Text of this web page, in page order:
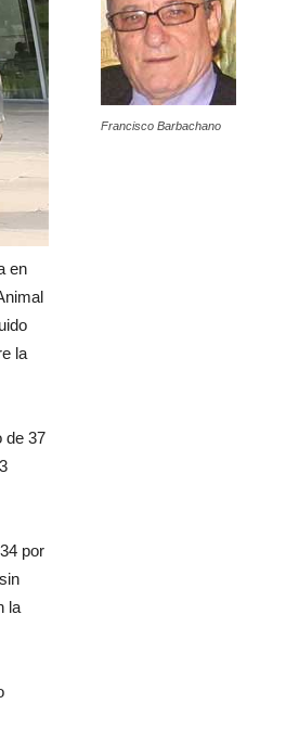
en
la
de 37
por
la
Francisco Barbachano